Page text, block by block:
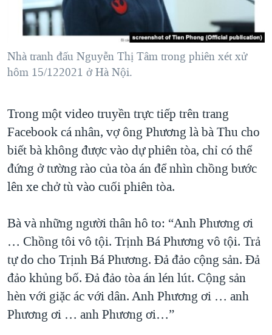
Nhà tranh đấu Nguyễn Thị Tâm trong phiên xét xử
hôm 15/122021 ở Hà Nội.
Trong một video truyền trực tiếp trên trang
Facebook cá nhân, vợ ông Phương là bà Thu cho
biết bà không được vào dự phiên tòa, chỉ có thể
đứng ở tường rào của tòa án để nhìn chồng bước
lên xe chở tù vào cuối phiên tòa.
Bà và những người thân hô to: “Anh Phương ơi
… Chồng tôi vô tội. Trịnh Bá Phương vô tội. Trả
tự do cho Trịnh Bá Phương. Đả đảo cộng sản. Đả
đảo khủng bố. Đả đảo tòa án lén lút. Cộng sản
hèn với giặc ác với dân. Anh Phương ơi … anh
Phương ơi … anh Phương ơi…”